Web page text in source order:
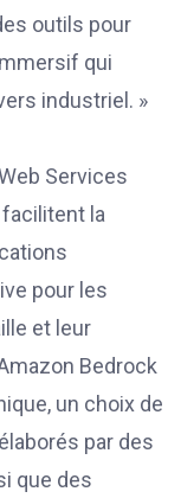
outils pour
qui
industriel. »
Services
la
pour les
et leur
Bedrock
un choix de
par des
que des